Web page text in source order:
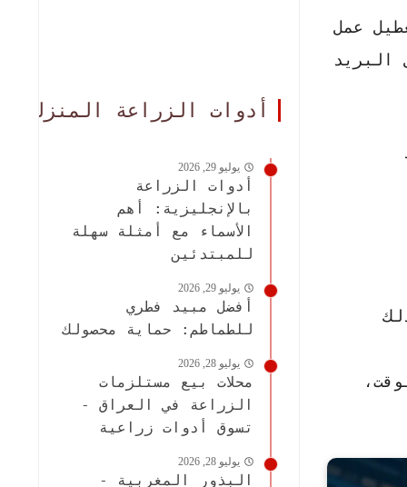
عمل
البريد
أدوات الزراعة المنزلية
يوليو 29, 2026
أدوات الزراعة
بالإنجليزية: أهم
الأسماء مع أمثلة سهلة
للمبتدئين
يوليو 29, 2026
أفضل مبيد فطري
للطماطم: حماية محصولك
يوليو 28, 2026
محلات بيع مستلزمات
الزراعة في العراق -
تسوق أدوات زراعية
يوليو 28, 2026
البذور المغربية -